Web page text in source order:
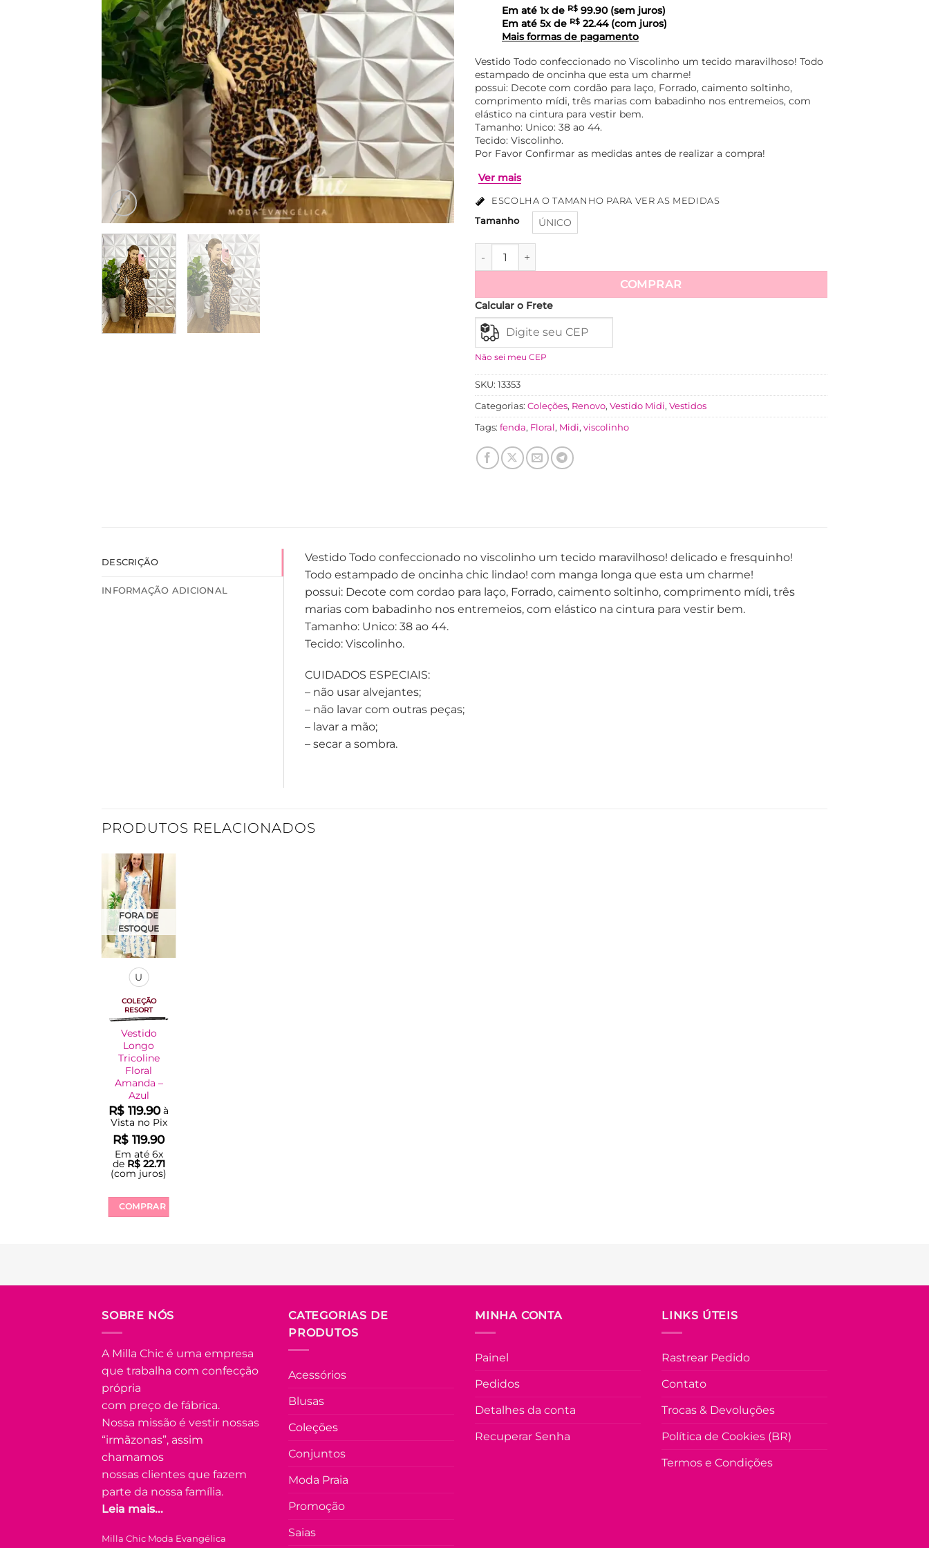
Em até 1x de R$ 99.90(sem juros)
Em até 5x de R$ 22.44(com juros)
Mais formas de pagamento
Vestido Todo confeccionado no Viscolinho um tecido maravilhoso! Todo
estampado de oncinha que esta um charme!
possui: Decote com cordão para laço, Forrado, caimento soltinho,
comprimento mídi, três marias com babadinho nos entremeios, com
elástico na cintura para vestir bem.
Tamanho: Unico: 38 ao 44.
Tecido: Viscolinho.
Por Favor Confirmar as medidas antes de realizar a compra!
Ver mais
ESCOLHA O TAMANHO PARA VER AS MEDIDAS
Tamanho ÚNICO
Vestido Viscolinho Estampado Com Cordão Na Gola Marina - Oncinha quantidade
COMPRAR
Calcular o Frete
Não sei meu CEP
SKU: 13353
Categorias: Coleções, Renovo, Vestido Midi, Vestidos
Tags: fenda, Floral, Midi, viscolinho
DESCRIÇÃO
INFORMAÇÃO ADICIONAL
Vestido Todo confeccionado no viscolinho um tecido maravilhoso! delicado e fresquinho!
Todo estampado de oncinha chic lindao! com manga longa que esta um charme!
possui: Decote com cordao para laço, Forrado, caimento soltinho, comprimento mídi, três
marias com babadinho nos entremeios, com elástico na cintura para vestir bem.
Tamanho: Unico: 38 ao 44.
Tecido: Viscolinho.
CUIDADOS ESPECIAIS:
– não usar alvejantes;
– não lavar com outras peças;
– lavar a mão;
– secar a sombra.
PRODUTOS RELACIONADOS
Adicionar
à Lista
FORA DE
ESTOQUE
U
COLEÇÃO
RESORT
Vestido
Longo
Tricoline
Floral
Amanda –
Azul
R$ 119.90 à
Vista no Pix
R$ 119.90
Em até 6x
de R$22.71
(com juros)
COMPRAR
variantes.
opções
ser
escolhidas
na
página
do
produto
ESTOQUE
U
RESORT
Vestido
com Lastex
e Manga
Princesa
Carla –
Verde
Vista no Pix
Em até5x
SOBRE NÓS
A Milla Chic é uma empresa
que trabalha com confecção
própria
com preço de fábrica.
Nossa missão é vestir nossas
“irmãzonas”, assim
chamamos
nossas clientes que fazem
parte da nossa família.
Leia mais...
Milla Chic Moda Evangélica
CATEGORIAS DE
PRODUTOS
Acessórios
Blusas
Coleções
Conjuntos
Moda Praia
Promoção
Saias
MINHA CONTA
Painel
Pedidos
Detalhes da conta
Recuperar Senha
LINKS ÚTEIS
Rastrear Pedido
Contato
Trocas & Devoluções
Política de Cookies (BR)
Termos e Condições